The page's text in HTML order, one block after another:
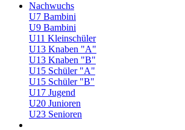
Nachwuchs
U7 Bambini
U9 Bambini
U11 Kleinschüler
U13 Knaben "A"
U13 Knaben "B"
U15 Schüler "A"
U15 Schüler "B"
U17 Jugend
U20 Junioren
U23 Senioren